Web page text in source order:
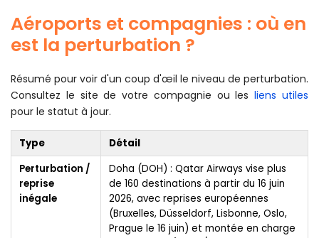
Aéroports et compagnies : où en
est la perturbation ?
Résumé pour voir d'un coup d'œil le niveau de perturbation.
Consultez le site de votre compagnie ou lesliens utiles
pour le statut à jour.
Type
Détail
Perturbation /
reprise
inégale
Doha (DOH) : Qatar Airways vise plus
de 160 destinations à partir du 16 juin
2026, avec reprises européennes
(Bruxelles, Düsseldorf, Lisbonne, Oslo,
Prague le 16 juin) et montée en charge